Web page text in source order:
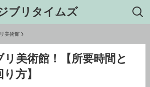
ブリタイムズ
美術館
美術館！【所要時間と
方】